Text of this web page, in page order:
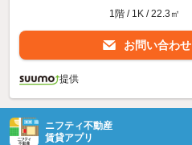
1階 / 1K / 22.3㎡
お問い合わせ
提供
ニフティ不動産
賃貸アプリ